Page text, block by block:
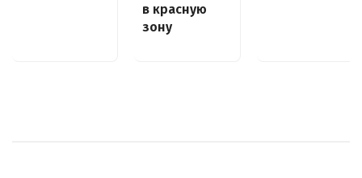
в красную
зону